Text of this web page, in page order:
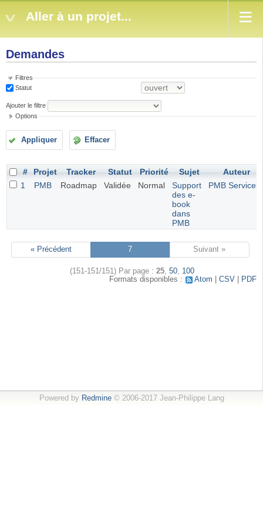
Aller à un projet...
Demandes
Filtres
Statut
Ajouter le filtre
Options
Appliquer Effacer
# Projet Tracker Statut Priorité Sujet
Auteur
1
PMB Roadmap Validée Normal
Support
des e-
book
dans
PMB
PMB Services
« Précédent 7 Suivant »
(151-151/151) Par page : 25, 50, 100
Formats disponibles :
Atom CSV PDF
Powered by Redmine© 2006-2017 Jean-Philippe Lang